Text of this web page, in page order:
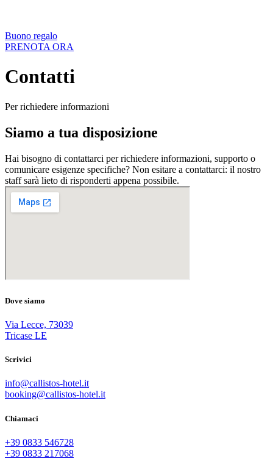
Buono regalo
PRENOTA ORA
Contatti
Per richiedere informazioni
Siamo a tua disposizione
Hai bisogno di contattarci per richiedere informazioni, supporto o
comunicare esigenze specifiche? Non esitare a contattarci: il nostro
staff sarà lieto di risponderti appena possibile.
Dove siamo
Via Lecce, 73039
Tricase LE
Scrivici
info@callistos-hotel.it
booking@callistos-hotel.it
Chiamaci
+39 0833 546728
+39 0833 217068